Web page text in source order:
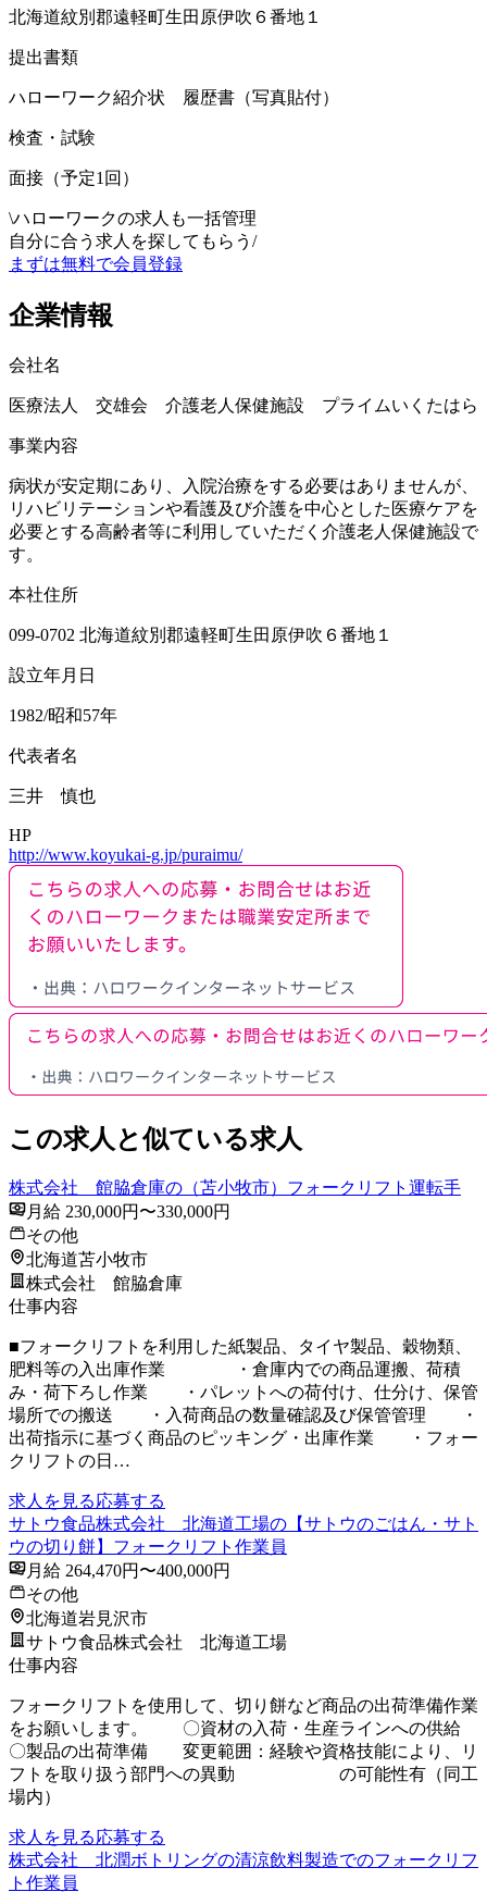
北海道紋別郡遠軽町生田原伊吹６番地１
提出書類
ハローワーク紹介状 履歴書（写真貼付）
検査・試験
面接（予定1回）
\ハローワークの求人も一括管理
自分に合う求人を探してもらう /
まずは無料で会員登録
企業情報
会社名
医療法人 交雄会 介護老人保健施設 プライムいくたはら
事業内容
病状が安定期にあり、入院治療をする必要はありませんが、
リハビリテーションや看護及び介護を中心とした医療ケアを
必要とする高齢者等に利用していただく介護老人保健施設で
す。
本社住所
099-0702 北海道紋別郡遠軽町生田原伊吹６番地１
設立年月日
1982/昭和57年
代表者名
三井 慎也
HP
http://www.koyukai-g.jp/puraimu/
この求人と似ている求人
株式会社 館脇倉庫の（苫小牧市）フォークリフト運転手
月給 230,000円〜330,000円
その他
北海道苫小牧市
株式会社 館脇倉庫
仕事内容
■フォークリフトを利用した紙製品、タイヤ製品、穀物類、
肥料等の入出庫作業 ・倉庫内での商品運搬、荷積
み・荷下ろし作業 ・パレットへの荷付け、仕分け、保管
場所での搬送 ・入荷商品の数量確認及び保管管理 ・
出荷指示に基づく商品のピッキング・出庫作業 ・フォー
クリフトの日…
求人を見る応募する
サトウ食品株式会社 北海道工場の【サトウのごはん・サト
ウの切り餅】フォークリフト作業員
月給 264,470円〜400,000円
その他
北海道岩見沢市
サトウ食品株式会社 北海道工場
仕事内容
フォークリフトを使用して、切り餅など商品の出荷準備作業
をお願いします。 〇資材の入荷・生産ラインへの供給
〇製品の出荷準備 変更範囲：経験や資格技能により、リ
フトを取り扱う部門への異動 の可能性有（同工
場内）
求人を見る応募する
株式会社 北潤ボトリングの清涼飲料製造でのフォークリフ
ト作業員